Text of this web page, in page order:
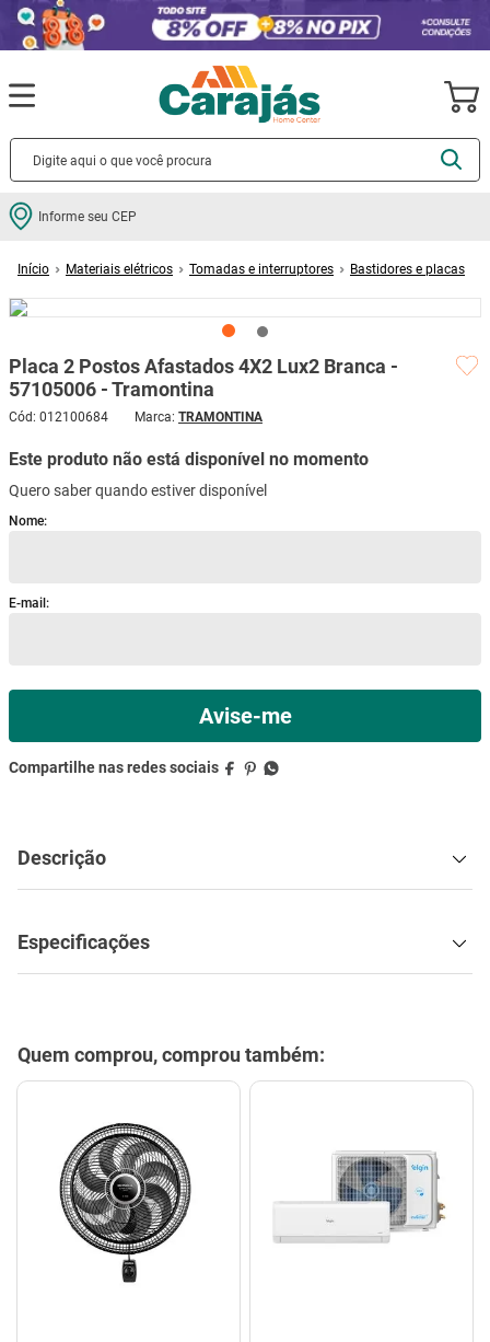
Informe seu CEP
Materiais elétricos Tomadas e interruptores
Bastidores e placas
Placa 2 Postos Afastados 4X2 Lux2 Branca -
57105006 - Tramontina
Cód: 012100684 TRAMONTINA
Este produto não está disponível no momento
Quero saber quando estiver disponível
Descrição
Especificações
Quem comprou, comprou também:
Termos mais buscados
2º porcelanato
5 º porta
6º vaso sanitário
cadeira
9º